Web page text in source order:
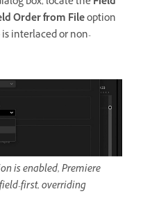
Order from Fileoption
interlaced or non-
is enabled, Premiere
first, overriding